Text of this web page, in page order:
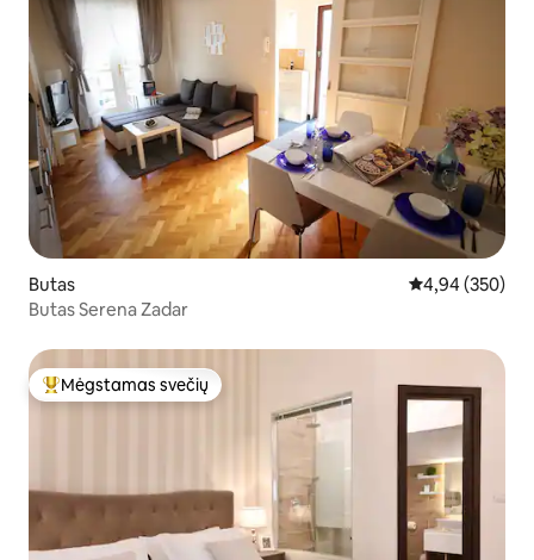
Butas Vidutinis
4,94 (350)
Butas Serena Zadar
Svečių mėgstamiausias
Mėgstamas svečių